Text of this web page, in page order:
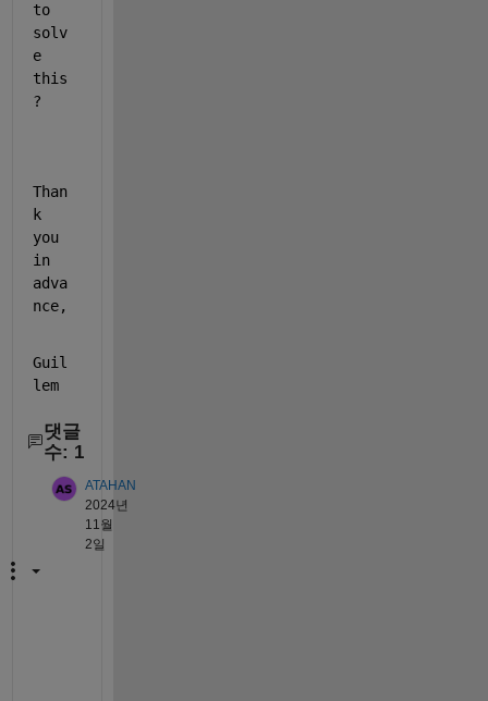
to
solv
e
this
?
Than
k
you
in
adva
nce,
Guil
lem
댓글
수: 1
ATAHAN
2024년
11월
2일